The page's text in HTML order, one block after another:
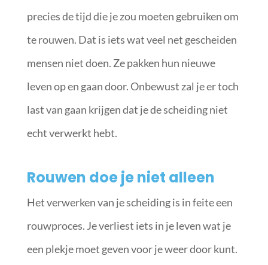
precies de tijd die je zou moeten gebruiken om
te rouwen. Dat is iets wat veel net gescheiden
mensen niet doen. Ze pakken hun nieuwe
leven op en gaan door. Onbewust zal je er toch
last van gaan krijgen dat je de scheiding niet
echt verwerkt hebt.
Rouwen doe je niet alleen
Het verwerken van je scheiding is in feite een
rouwproces. Je verliest iets in je leven wat je
een plekje moet geven voor je weer door kunt.